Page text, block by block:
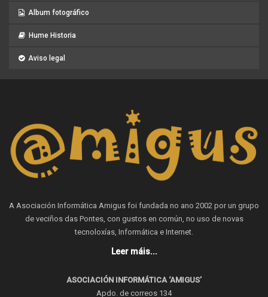
Album fotográfico
Hume Historia
Aviso legal
A Asociación Informática Amigus foi fundada no ano 2002 por un grupo
de veciños das Pontes, con gustos en común, no uso de novas
tecnoloxías, Informática e Internet.
Leer máis...
ASOCIACIÓN INFORMÁTICA ‘AMIGUS’
Apdo. de correos 134